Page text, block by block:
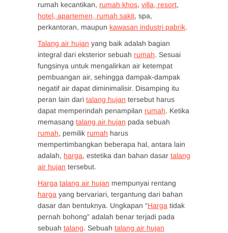
rumah kecantikan, rumah khos, villa, resort,
hotel, apartemen, rumah sakit, spa,
perkantoran, maupun kawasan industri pabrik.
Talang air hujan yang baik adalah bagian
integral dari eksterior sebuah rumah. Sesuai
fungsinya untuk mengalirkan air ketempat
pembuangan air, sehingga dampak-dampak
negatif air dapat diminimalisir. Disamping itu
peran lain dari talang hujan tersebut harus
dapat memperindah penampilan rumah. Ketika
memasang talang air hujan pada sebuah
rumah, pemilik rumah harus
mempertimbangkan beberapa hal, antara lain
adalah, harga, estetika dan bahan dasar talang
air hujan tersebut.
Harga talang air hujan mempunyai rentang
harga yang bervariari, tergantung dari bahan
dasar dan bentuknya. Ungkapan “Harga tidak
pernah bohong” adalah benar terjadi pada
sebuah talang. Sebuah talang air hujan